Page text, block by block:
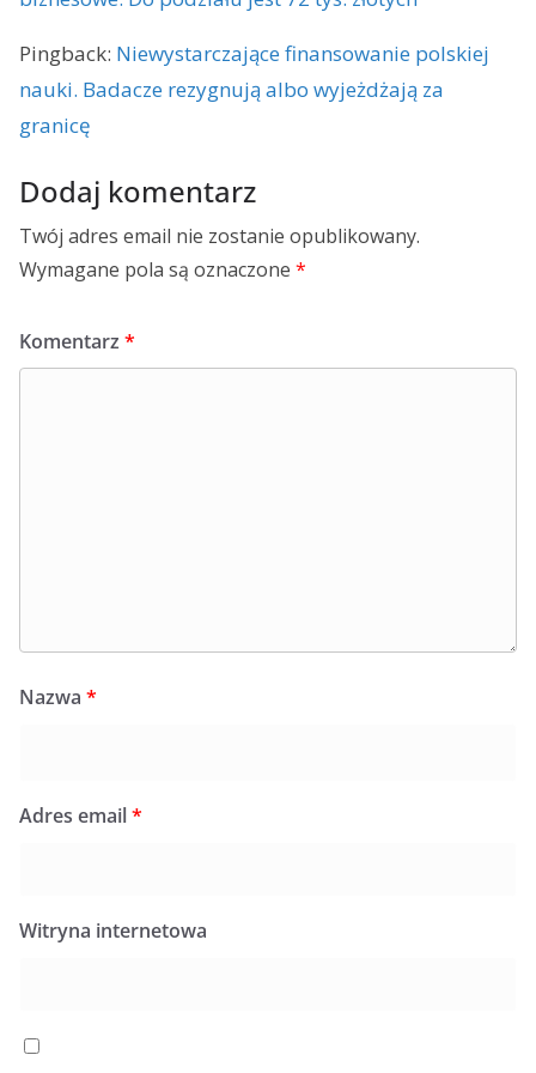
Pingback: Niewystarczające finansowanie polskiej
nauki. Badacze rezygnują albo wyjeżdżają za
granicę
Dodaj komentarz
Twój adres email nie zostanie opublikowany.
Wymagane pola są oznaczone *
Komentarz *
Nazwa *
Adres email*
Witryna internetowa